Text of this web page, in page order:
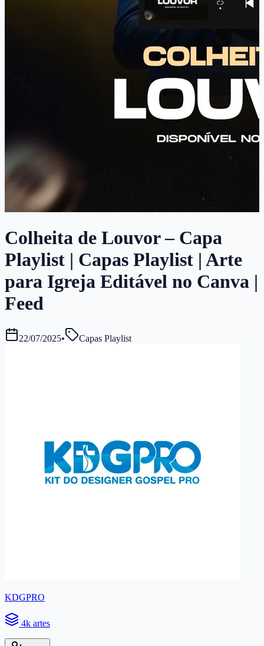
Colheita de Louvor – Capa
Playlist | Capas Playlist | Arte
para Igreja Editável no Canva |
Feed
22/07/2025• Capas Playlist
KDGPRO
4k artes